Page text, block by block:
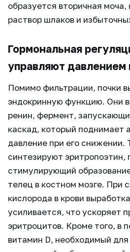
образуется вторичная
раствор шлаков и
Гормональная
управляют давлением
Помимо фильтрации, почки
эндокринную функцию. Они
ренин, фермент,
каскад, который поднимает
давление при его снижении.
синтезируют эритропоэтин,
стимулирующий
телец в костном мозге. При
кислорода в крови
усиливается, что ускоряет
эритроцитов. Кроме того, в
витамин D, необходимый